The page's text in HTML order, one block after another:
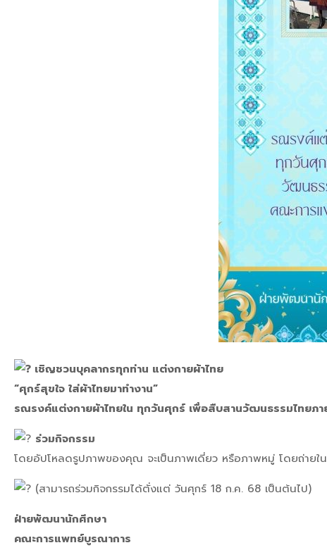
เชิญชวนบุคลากรทุกท่าน แต่งกายผ้าไทย
“ศุกร์สุขใจ ใส่ผ้าไทยมาทำงาน”
รณรงค์แต่งกายผ้าไทยใน ทุกวันศุกร์ เพื่อสืบสานวัฒนธรรมไทยภ
ร่วมกิจกรรม
โดยอัปโหลดรูปภาพของคุณ จะเป็นภาพเดี่ยว หรือภาพหมู่ โดยถ่าย
(สามารถร่วมกิจกรรมได้ตั่งแต่ วันศุกร์ 18 ก.ค. 68 เป็นต้นไป)
ฝ่ายพัฒนานักศึกษา
คณะการแพทย์บูรณาการ